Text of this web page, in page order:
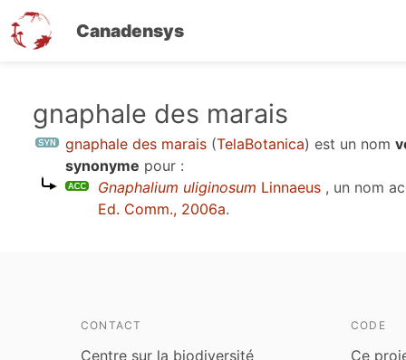
Canadensys
contenu
gnaphale des marais
gnaphale des marais (TelaBotanica) est un nom
synonyme pour :
Gnaphalium uliginosum Linnaeus , un nom
Ed. Comm., 2006a.
CONTACT
Centre sur la biodiversité
CODE
Ce